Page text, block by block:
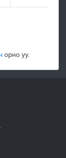
орно уу.